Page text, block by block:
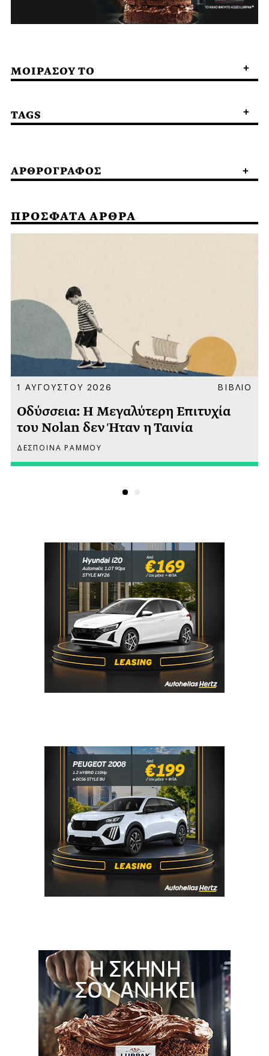
ΜΟΙΡΑΣΟΥ ΤΟ
TAGS
ΑΡΘΡΟΓΡΑΦΟΣ
ΠΡΟΣΦΑΤΑ ΑΡΘΡΑ
1 ΑΥΓΟΥΣΤΟΥ 2026 ΒΙΒΛΙΟ
Οδύσσεια: Η Μεγαλύτερη Επιτυχία
του Nolan δεν Ήταν η Ταινία
ΔΕΣΠΟΙΝΑ ΡΑΜΜΟΥ